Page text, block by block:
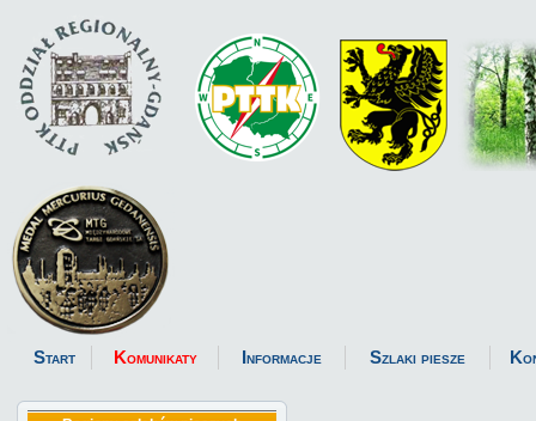
Start Komunikaty Informacje Szlaki piesze